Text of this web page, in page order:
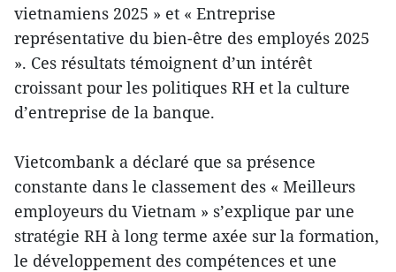
vietnamiens 2025 » et « Entreprise
représentative du bien-être des employés 2025
». Ces résultats témoignent d’un intérêt
croissant pour les politiques RH et la culture
d’entreprise de la banque.
Vietcombank a déclaré que sa présence
constante dans le classement des « Meilleurs
employeurs du Vietnam » s’explique par une
stratégie RH à long terme axée sur la formation,
le développement des compétences et une